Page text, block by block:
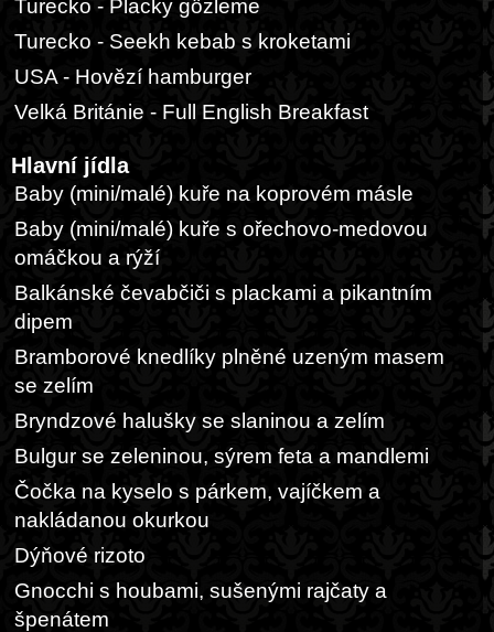
Turecko - Placky gözleme
Turecko - Seekh kebab s kroketami
USA - Hovězí hamburger
Velká Británie - Full English Breakfast
Hlavní jídla
Baby (mini/malé) kuře na koprovém másle
Baby (mini/malé) kuře s ořechovo-medovou
omáčkou a rýží
Balkánské čevabčiči s plackami a pikantním
dipem
Bramborové knedlíky plněné uzeným masem
se zelím
Bryndzové halušky se slaninou a zelím
Bulgur se zeleninou, sýrem feta a mandlemi
Čočka na kyselo s párkem, vajíčkem a
nakládanou okurkou
Dýňové rizoto
Gnocchi s houbami, sušenými rajčaty a
špenátem